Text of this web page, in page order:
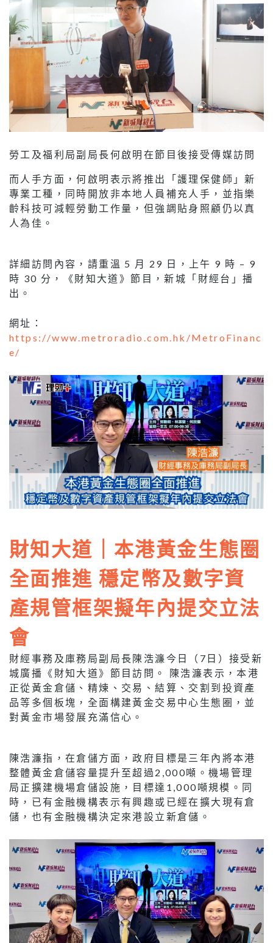
勞工及福利局副局長何啟明在節目後接受傳媒訪問
而人手方面，何啟明表示將推出「護理保健師」新
專業工種，同時開放非本地人員補充人手，並指樂
齡科技可減輕勞動工作量，但強調貼身照顧仍以真
人為佳。
詳細訪問內容，請重溫 5 月 29 日，上午 9 時 – 9
時 30 分，《財知大道》節目，新城「財經台」播
出。
網址：
https://www.metroradio.com.hk/MetroFinanc
e/
財知大道｜本港黃金生態圈
全面推進 穩定幣及數字資
產規管框架擬年內提交立法
會
財經事務及庫務局副局長陳浩濂今日（7日）接受新
城廣播《財知大道》節目訪問。 陳浩濂表示，本港
正從黃金倉儲、精煉、交易、結算、交割到投資產
品等多個板塊，全面構建黃金交易中心生態圈，並
對黃金市場發展充滿信心。
陳浩濂指，在倉儲方面，政府目標是三年內將本港
整體黃金倉儲容量提升至超過2,000噸。機場管理
局正擴建機場倉儲設施，目標達1,000噸規模。同
時，已有金融機構表示有興趣或已經在擴大現有倉
儲，也有金融機構決定來港設立新倉儲。